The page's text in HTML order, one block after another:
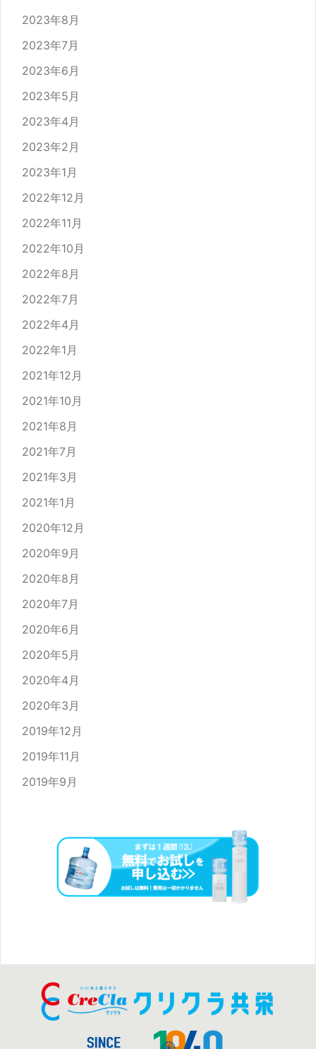
2023年8月
2023年7月
2023年6月
2023年5月
2023年4月
2023年2月
2023年1月
2022年12月
2022年11月
2022年10月
2022年8月
2022年7月
2022年4月
2022年1月
2021年12月
2021年10月
2021年8月
2021年7月
2021年3月
2021年1月
2020年12月
2020年9月
2020年8月
2020年7月
2020年6月
2020年5月
2020年4月
2020年3月
2019年12月
2019年11月
2019年9月